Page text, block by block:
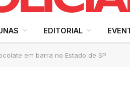
EDITORIAL
em barra no Estado de SP